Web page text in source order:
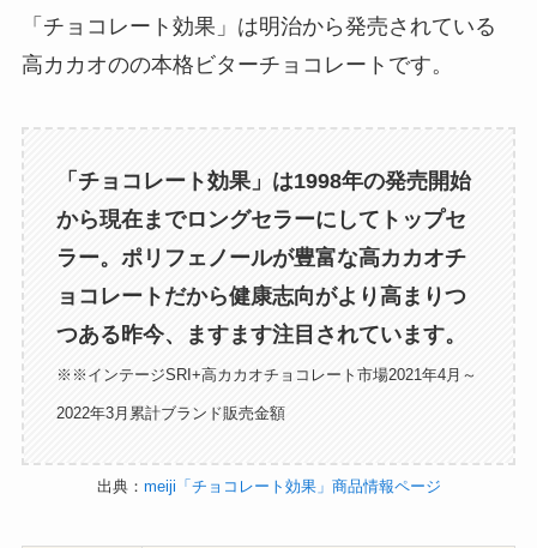
「チョコレート効果」は明治から発売されている
高カカオのの本格ビターチョコレートです。
「チョコレート効果」は1998年の発売開始
から現在までロングセラーにしてトップセ
ラー。ポリフェノールが豊富な高カカオチ
ョコレートだから健康志向がより高まりつ
つある昨今、ますます注目されています。
※※インテージSRI+高カカオチョコレート市場2021年4月～
2022年3月累計ブランド販売金額
出典： meiji「チョコレート効果」商品情報ページ